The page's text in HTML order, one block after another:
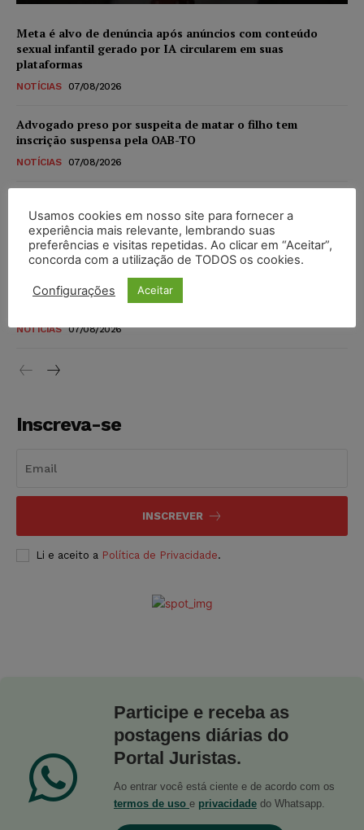
Meta é alvo de denúncia após anúncios com conteúdo
sexual infantil gerado por IA circularem em suas
plataformas
NOTÍCIAS 07/08/2026
Advogado preso por suspeita de matar o filho tem
inscrição suspensa pela OAB-TO
NOTÍCIAS 07/08/2026
novos para pessoas com deficiência e autistas de todos os
níveis
DIREITO TRIBUTÁRIO 07/08/2026
Justiça do Trabalho mantém justa causa de empregado que
vendia canetas emagrecedoras no local de trabalho
NOTÍCIAS 07/08/2026
Inscreva-se
INSCREVER
Li e aceito a Política de Privacidade.
Participe e receba as
postagens diárias do
Portal Juristas.
Ao entrar você está ciente e de acordo com os
termos de uso e privacidade do Whatsapp.
Usamos cookies em nosso site para fornecer a
experiência mais relevante, lembrando suas
preferências e visitas repetidas. Ao clicar em “Aceitar”,
concorda com a utilização de TODOS os cookies.
Configurações Aceitar